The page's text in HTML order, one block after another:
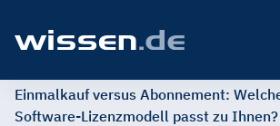
Einmalkauf versus Abonnement:
Software-Lizenzmodell passt zu Ihnen?